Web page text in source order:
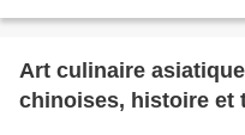
Art culinaire
chinoises, histoire et